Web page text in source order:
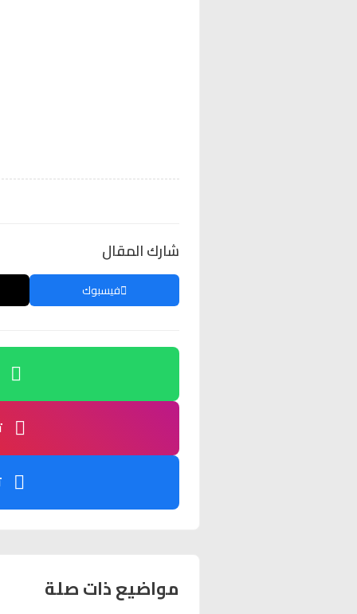
شارك المقال
فيسبوك
مواضيع ذات صلة